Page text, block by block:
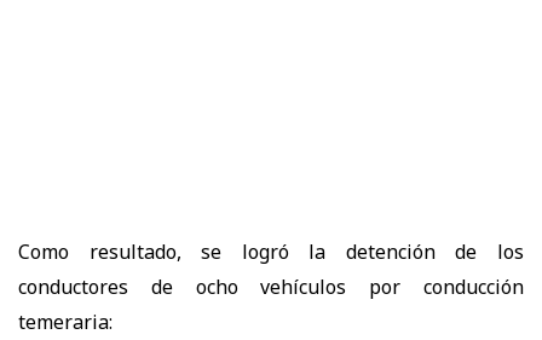
Como resultado, se logró la detención de los
conductores de ocho vehículos por conducción
temeraria: